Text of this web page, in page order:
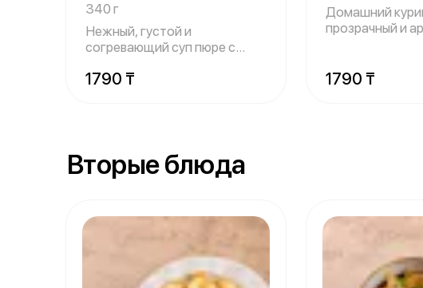
340 г
Нежный, густой и
согревающий суп пюре с
1790 ₸
Домашний
прозрачный и
1790 ₸
Вторые блюда